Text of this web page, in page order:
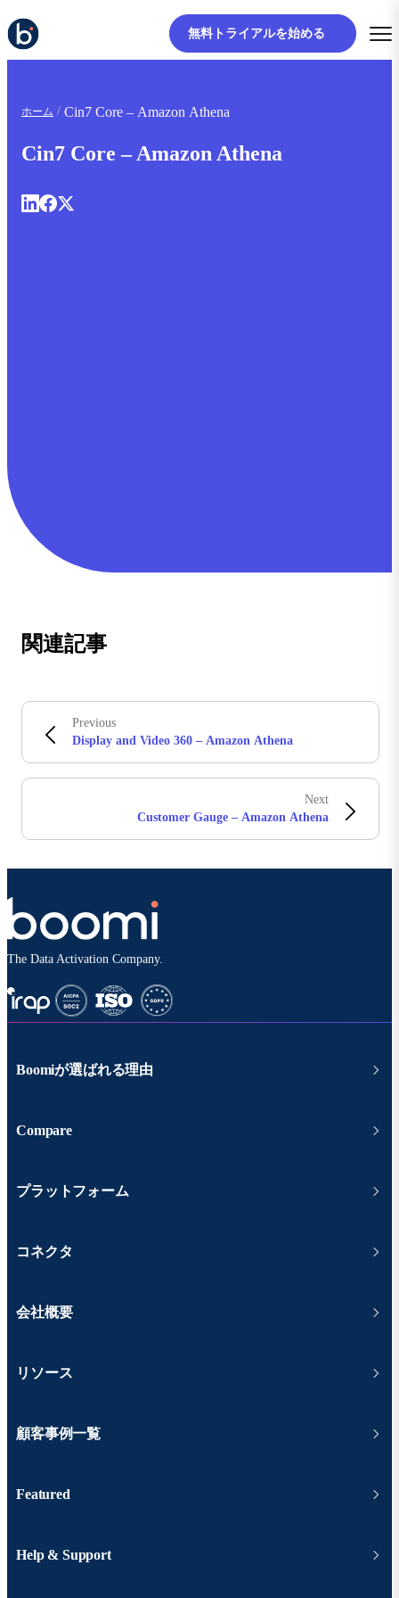
無料トライアルを始める
ホーム Cin7 Core – Amazon Athena
Cin7 Core – Amazon Athena
関連記事
Previous
Display and Video 360 – Amazon Athena
Next
Customer Gauge – Amazon Athena
The Data Activation Company.
Boomiが選ばれる理由
Compare
プラットフォーム
コネクタ
会社概要
リソース
顧客事例一覧
Featured
Help & Support